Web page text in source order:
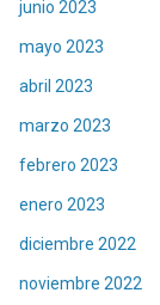
junio 2023
mayo 2023
abril 2023
marzo 2023
febrero 2023
enero 2023
diciembre 2022
noviembre 2022